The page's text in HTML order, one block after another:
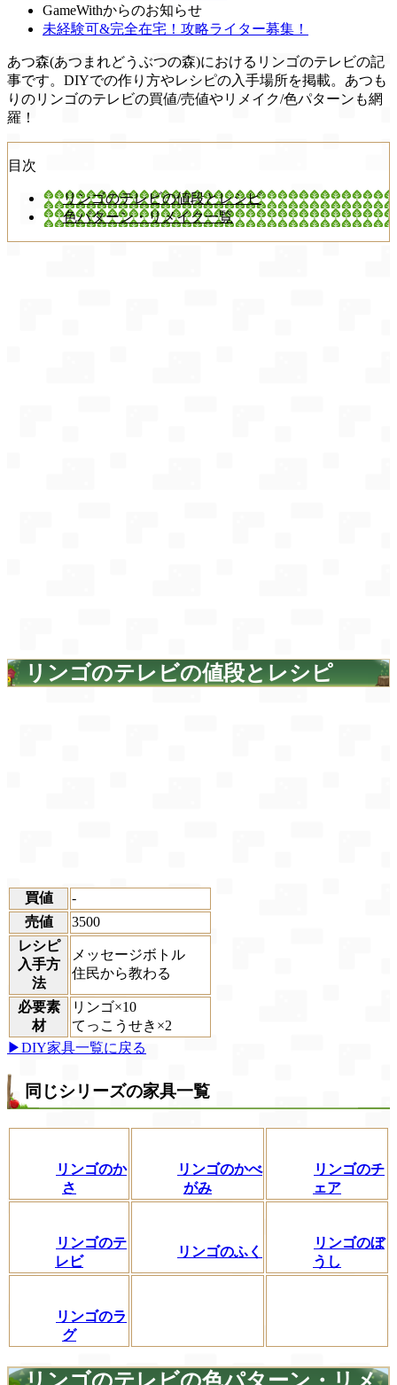
GameWithからのお知らせ
未経験可&完全在宅！攻略ライター募集！
あつ森(あつまれどうぶつの森)におけるリンゴのテレビの記
事です。DIYでの作り方やレシピの入手場所を掲載。あつも
りのリンゴのテレビの買値/売値やリメイク/色パターンも網
羅！
目次
リンゴのテレビの値段とレシピ
色パターン・リメイク一覧
リンゴのテレビの値段とレシピ
買値
-
売値
3500
レシピ
入手方
法
メッセージボトル
住民から教わる
必要素
材
リンゴ×10
てっこうせき×2
▶DIY家具一覧に戻る
同じシリーズの家具一覧
リンゴのか
さ
リンゴのかべ
がみ
リンゴのチ
ェア
リンゴのテ
レビ
リンゴのふく
リンゴのぼ
うし
リンゴのラ
グ